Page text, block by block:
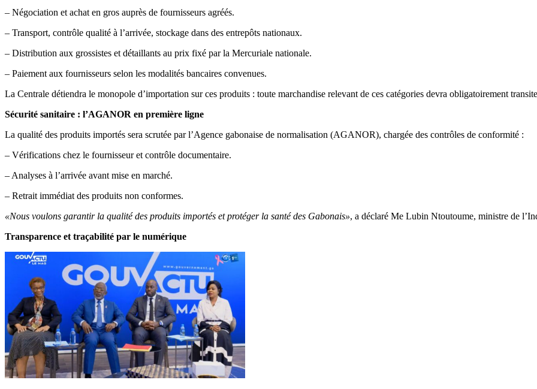
– Négociation et achat en gros auprès de fournisseurs agréés.
– Transport, contrôle qualité à l’arrivée, stockage dans des entrepôts nationaux.
– Distribution aux grossistes et détaillants au prix fixé par la Mercuriale nationale.
– Paiement aux fournisseurs selon les modalités bancaires convenues.
La Centrale détiendra le monopole d’importation sur ces produits : toute marchandise relevant de ces catégories devra obligatoirement
Sécurité sanitaire : l’AGANOR en première ligne
La qualité des produits importés sera scrutée par l’Agence gabonaise de normalisation (AGANOR), chargée des contrôles de conformité :
– Vérifications chez le fournisseur et contrôle documentaire.
– Analyses à l’arrivée avant mise en marché.
– Retrait immédiat des produits non conformes.
«Nous voulons garantir la qualité des produits importés et protéger la santé des Gabonais», a déclaré Me Lubin Ntoutoume, ministre de
Transparence et traçabilité par le numérique